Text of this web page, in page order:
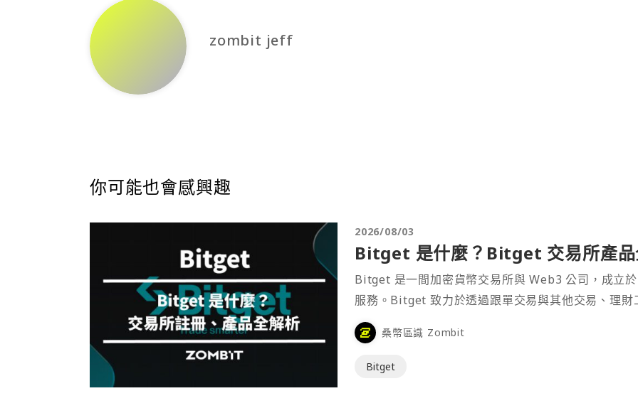
zombit jeff
你可能也會感興趣
2026/08/03
Bitget 是什麼？Bitget 交易所產品
Bitget 是一間加密貨幣交易所與 Web3 公司，成立
服務。Bitget 致力於透過跟單交易與其他交易、理財
桑幣區識 Zombit
Bitget